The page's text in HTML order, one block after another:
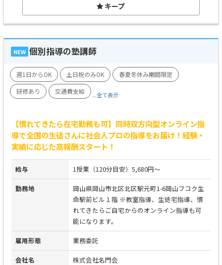
キープ
NEW 個別指導の塾講師
週1日からOK 土日祝のみOK
春夏冬休み期間限定
研修あり
交通費支給 ...全て表示
【慣れてきたら在宅勤務も可】同時双方向型オンライン指
導で全国の生徒さんに社会人プロの指導をお届け！経験・
実績に応じた高報酬スタート！
給与 1授業（120分目安）5,680円～
勤務地
岡山県岡山市北区北区駅元町1-6岡山フコク生
命駅前ビル１階 ※教室指導、生徒宅指導、慣
れてきたらご自宅からのオンライン指導も可
能になります。
雇用形態 業務委託
会社名 株式会社名門会